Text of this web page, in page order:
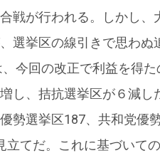
戦が行われる。しかし、
選挙区の線引きで思わ
今回の改正で利益を得
し、拮抗選挙区が６減
勢選挙区187、共和党優
立てだ。これに基づいて